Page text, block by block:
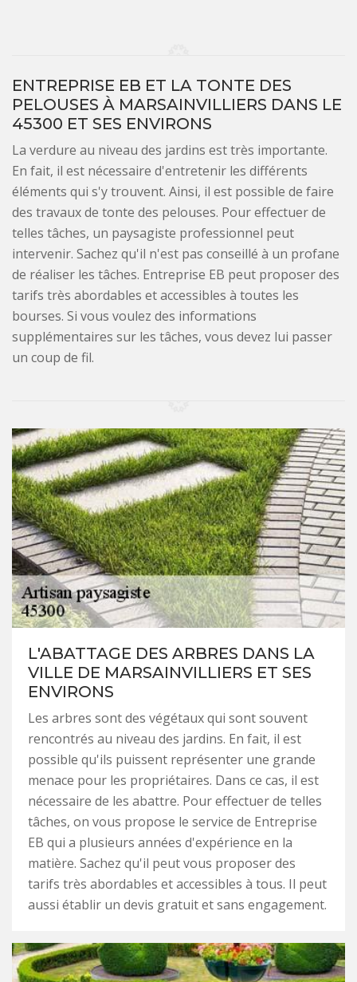
ENTREPRISE EB ET LA TONTE DES
PELOUSES À MARSAINVILLIERS DANS LE
45300 ET SES ENVIRONS
La verdure au niveau des jardins est très importante.
En fait, il est nécessaire d'entretenir les différents
éléments qui s'y trouvent. Ainsi, il est possible de faire
des travaux de tonte des pelouses. Pour effectuer de
telles tâches, un paysagiste professionnel peut
intervenir. Sachez qu'il n'est pas conseillé à un profane
de réaliser les tâches. Entreprise EB peut proposer des
tarifs très abordables et accessibles à toutes les
bourses. Si vous voulez des informations
supplémentaires sur les tâches, vous devez lui passer
un coup de fil.
L'ABATTAGE DES ARBRES DANS LA
VILLE DE MARSAINVILLIERS ET SES
ENVIRONS
Les arbres sont des végétaux qui sont souvent
rencontrés au niveau des jardins. En fait, il est
possible qu'ils puissent représenter une grande
menace pour les propriétaires. Dans ce cas, il est
nécessaire de les abattre. Pour effectuer de telles
tâches, on vous propose le service de Entreprise
EB qui a plusieurs années d'expérience en la
matière. Sachez qu'il peut vous proposer des
tarifs très abordables et accessibles à tous. Il peut
aussi établir un devis gratuit et sans engagement.